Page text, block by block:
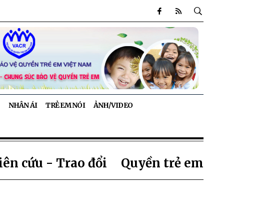
NHÂN ÁI TRẺ EM NÓI ẢNH/VIDEO
cứu - Trao đổi Quyền trẻ em